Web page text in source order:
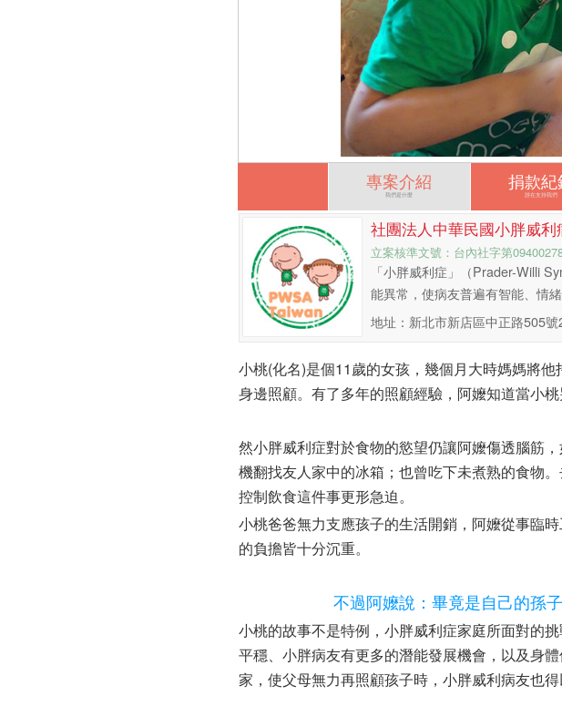
專案介紹
我們是什麼
捐款紀
誰在支持我們
社團法人中華民國小胖威利
立案核準文號：台內社字第
「小胖威利症」（Prader-Willi
能異常，使病友普遍有智能、情
地址：新北市新店區中正路505號
小桃(化名)是個11歲的女孩，幾個月大時媽媽將
身邊照顧。有了多年的照顧經驗，阿嬤知道當小桃
然小胖威利症對於食物的慾望仍讓阿嬤傷透腦筋
機翻找友人家中的冰箱；也曾吃下未煮熟的食物
控制飲食這件事更形急迫。
小桃爸爸無力支應孩子的生活開銷，阿嬤從事臨
的負擔皆十分沉重。
不過阿嬤說：畢竟是自己的孫
小桃的故事不是特例，小胖威利症家庭所面對的
平穩、小胖病友有更多的潛能發展機會，以及身
家，使父母無力再照顧孩子時，小胖威利病友也得